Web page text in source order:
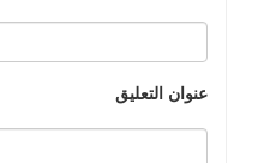
عنوان التعليق